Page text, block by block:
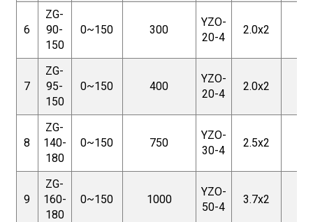
6
ZG-
90-
150
0~150 300
YZO-
20-4
2.0x2
7
ZG-
95-
150
0~150 400
YZO-
20-4
2.0x2
8
ZG-
140-
180
0~150 750
YZO-
30-4
2.5x2
9
ZG-
160-
180
0~150 1000
YZO-
50-4
3.7x2